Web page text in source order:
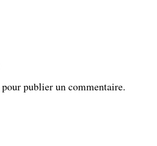
pour publier un commentaire.